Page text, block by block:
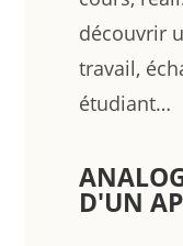
découvrir
travail,
étudiant…
D'UN